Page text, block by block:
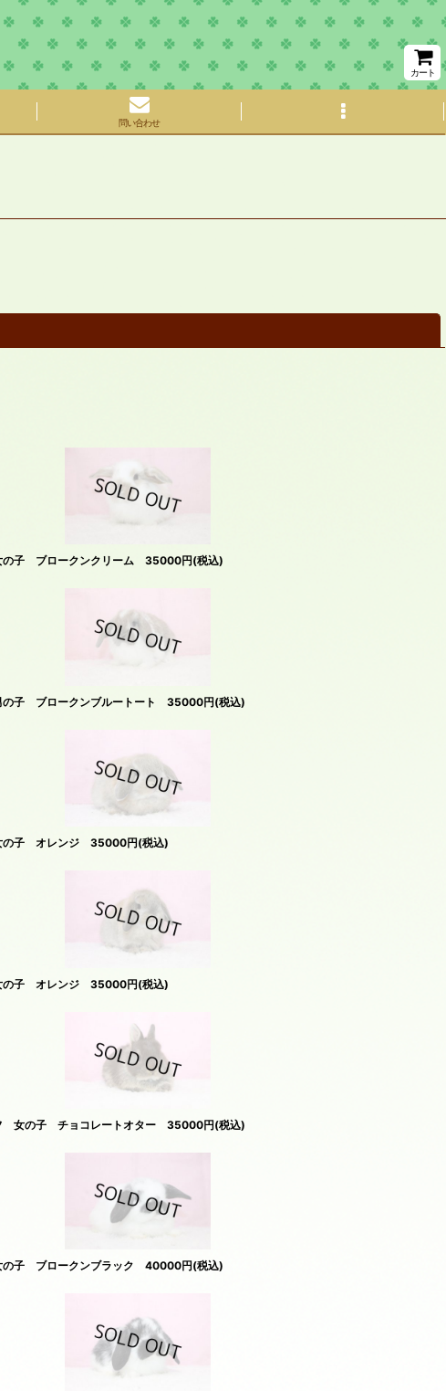
カート
問い合わせ
の子 ブロークンクリーム 35000円(税込)
の子 ブロークンブルートート 35000円(税込)
の子 オレンジ 35000円(税込)
の子 オレンジ 35000円(税込)
フ 女の子 チョコレートオター 35000円(税込)
の子 ブロークンブラック 40000円(税込)